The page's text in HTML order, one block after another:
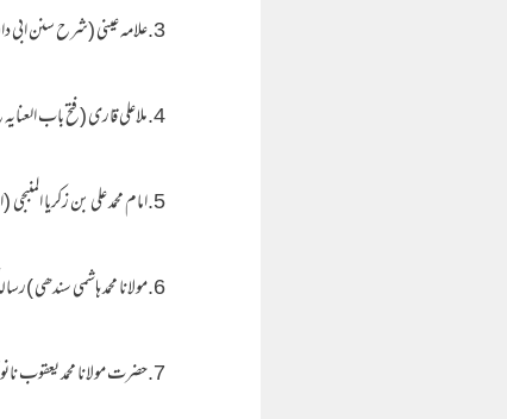
3.علامہ عینی (شرح سنن ابی داود ج3ص29)
4.ملاعلی قاری (فتح باب العنایہ ج1ص78 اور حاشیہ مشکوٰۃ ص 75)
5.امام محمد علی بن زکریا المنبجی (اللباب فی الجمع بین السنۃ والکتاب ج1ص256)
6.مولانا محمد ہاشمی سندھی )رسالہ کشف الرین(
7.حضرت مولانا محمد یعقوب نانوتوی (اعلاء السنن للعثمانی: ج3ص56)